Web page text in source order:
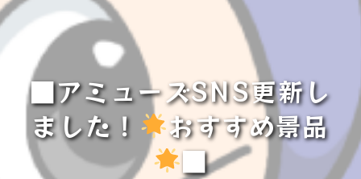
■アミューズSNS更新し
ました！
おすすめ景品
■